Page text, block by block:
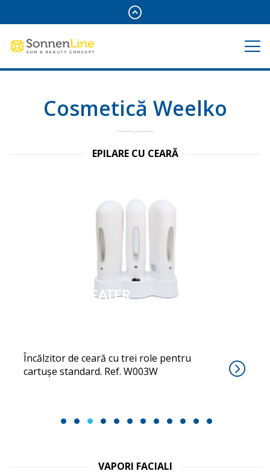
Cosmetică Weelko
EPILARE CU CEARĂ
TRIPLEHEATER
Încălzitor de ceară cu trei role pentru
cartușe standard. Ref. W003W
1 2 3 4 5 6 7 8 9 10 11 12
VAPORI FACIALI